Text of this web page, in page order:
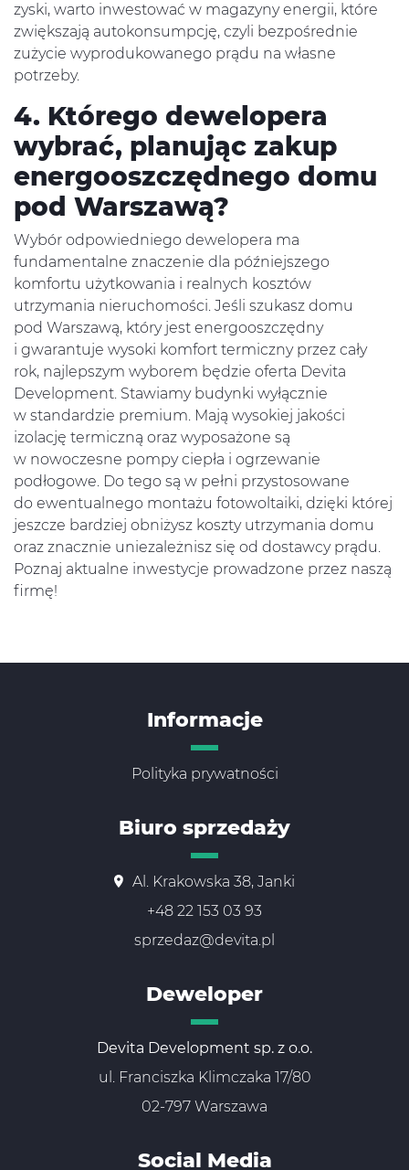
zyski, warto inwestować w magazyny energii, które
zwiększają autokonsumpcję, czyli bezpośrednie
zużycie wyprodukowanego prądu na własne
potrzeby.
4. Którego dewelopera
wybrać, planując zakup
energooszczędnego domu
pod Warszawą?
Wybór odpowiedniego dewelopera ma
fundamentalne znaczenie dla późniejszego
komfortu użytkowania i realnych kosztów
utrzymania nieruchomości. Jeśli szukasz domu
pod Warszawą, który jest energooszczędny
i gwarantuje wysoki komfort termiczny przez cały
rok, najlepszym wyborem będzie oferta Devita
Development. Stawiamy budynki wyłącznie
w standardzie premium. Mają wysokiej jakości
izolację termiczną oraz wyposażone są
w nowoczesne pompy ciepła i ogrzewanie
podłogowe. Do tego są w pełni przystosowane
do ewentualnego montażu fotowoltaiki, dzięki której
jeszcze bardziej obniżysz koszty utrzymania domu
oraz znacznie uniezależnisz się od dostawcy prądu.
Poznaj aktualne inwestycje prowadzone przez naszą
firmę!
Informacje
Polityka prywatności
Biuro sprzedaży
Al. Krakowska 38, Janki
+48 22 153 03 93
sprzedaz@devita.pl
Deweloper
Devita Development sp. z o.o.
ul. Franciszka Klimczaka 17/80
02-797 Warszawa
Social Media